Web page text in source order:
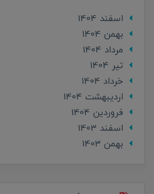
اسفند 1404
بهمن 1404
مرداد 1404
تير 1404
خرداد 1404
ارديبهشت 1404
فروردین 1404
اسفند 1403
بهمن 1403